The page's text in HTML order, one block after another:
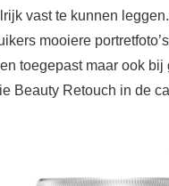
vast te kunnen
mooiere
toegepast maar ook
Beauty Retouch in de